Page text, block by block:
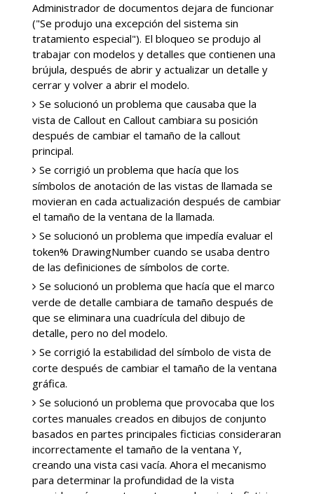
Administrador de documentos dejara de funcionar
("Se produjo una excepción del sistema sin
tratamiento especial"). El bloqueo se produjo al
trabajar con modelos y detalles que contienen una
brújula, después de abrir y actualizar un detalle y
cerrar y volver a abrir el modelo.
Se solucionó un problema que causaba que la
vista de Callout en Callout cambiara su posición
después de cambiar el tamaño de la callout
principal.
Se corrigió un problema que hacía que los
símbolos de anotación de las vistas de llamada se
movieran en cada actualización después de cambiar
el tamaño de la ventana de la llamada.
Se solucionó un problema que impedía evaluar el
token% DrawingNumber cuando se usaba dentro
de las definiciones de símbolos de corte.
Se solucionó un problema que hacía que el marco
verde de detalle cambiara de tamaño después de
que se eliminara una cuadrícula del dibujo de
detalle, pero no del modelo.
Se corrigió la estabilidad del símbolo de vista de
corte después de cambiar el tamaño de la ventana
gráfica.
Se solucionó un problema que provocaba que los
cortes manuales creados en dibujos de conjunto
basados ​​en partes principales ficticias consideraran
incorrectamente el tamaño de la ventana Y,
creando una vista casi vacía. Ahora el mecanismo
para determinar la profundidad de la vista